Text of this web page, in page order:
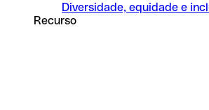
Diversidade, equidade e
Recurso